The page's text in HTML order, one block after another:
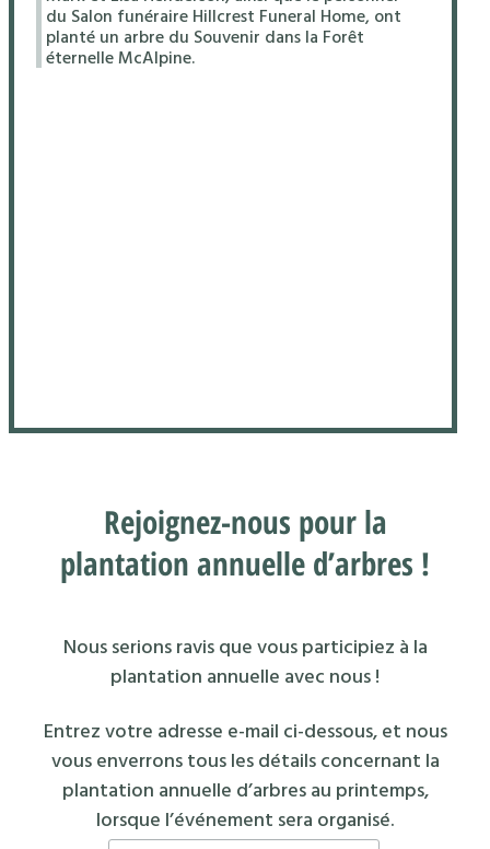
du Salon funéraire Hillcrest Funeral Home, ont
planté un arbre du Souvenir dans la Forêt
éternelle McAlpine.
Rejoignez-nous pour la
plantation annuelle d’arbres !
Nous serions ravis que vous participiez à la
plantation annuelle avec nous !
Entrez votre adresse e-mail ci-dessous, et nous
vous enverrons tous les détails concernant la
plantation annuelle d’arbres au printemps,
lorsque l’événement sera organisé.